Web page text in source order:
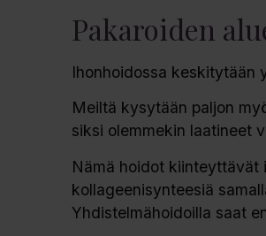
Pakaroiden
Ihonhoidossa keskitytään
Meiltä kysytään paljon
siksi olemmekin laatineet
Nämä hoidot kiinteyttävät
kollageenisynteesiä
Yhdistelmähoidoilla saat